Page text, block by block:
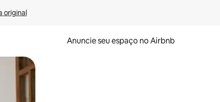
original
Anuncie seu espaço no Airbnb